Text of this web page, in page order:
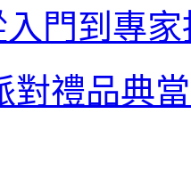
門到專家
對禮品典